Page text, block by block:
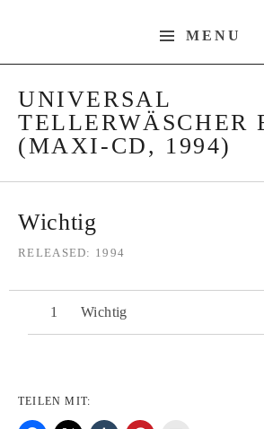
MENU
UNIVERSAL
TELLERWÄSCHER
(MAXI-CD, 1994)
Wichtig
RELEASED 1994
Wichtig
TEILEN MIT: